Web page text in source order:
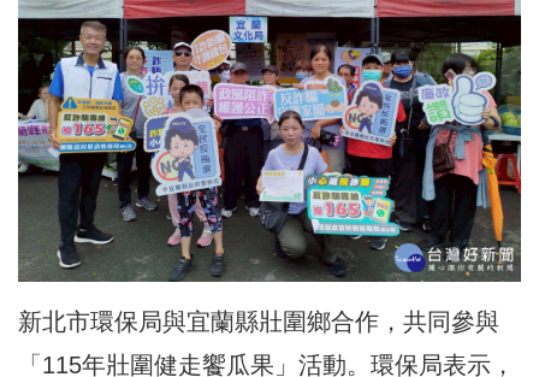
新北市環保局與宜蘭縣壯圍鄉合作，共同參與
「115年壯圍健走饗瓜果」活動。環保局表示，